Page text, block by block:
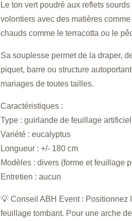
Le ton vert poudré aux reflets
volontiers avec des matières
chauds comme le terracotta ou le
Sa souplesse permet de la draper,
piquet, barre ou structure
mariages de toutes tailles.
Caractéristiques :
Type : guirlande de feuillage artificiel
Variété : eucalyptus
Longueur : +/- 180 cm
Modèles : divers (forme et feuillage
Entretien : aucun
💡 Conseil ABH Event : Positionnez
feuillage tombant. Pour une arche